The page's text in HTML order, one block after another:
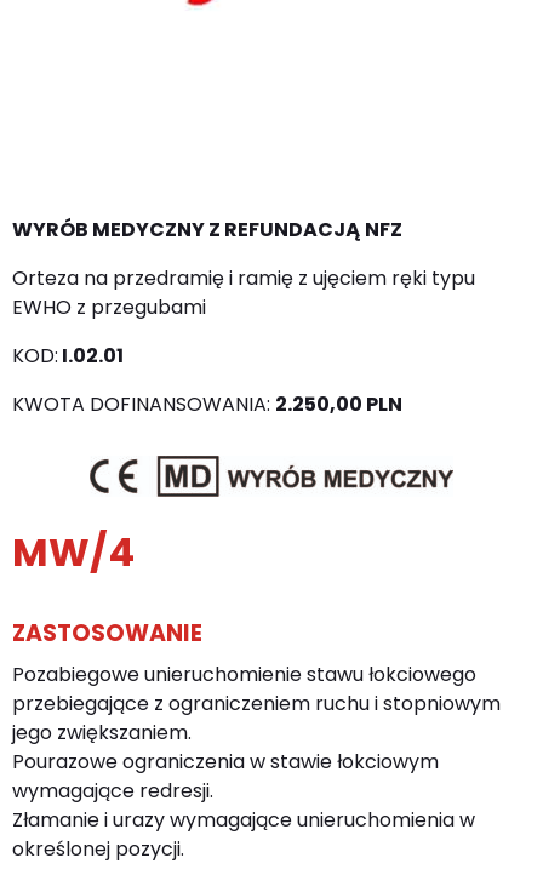
WYRÓB MEDYCZNY Z REFUNDACJĄ NFZ
Orteza na przedramię i ramię z ujęciem ręki typu
EWHO z przegubami
KOD: I.02.01
KWOTA DOFINANSOWANIA: 2.250,00 PLN
MW/4
ZASTOSOWANIE
Pozabiegowe unieruchomienie stawu łokciowego
przebiegające z ograniczeniem ruchu i stopniowym
jego zwiększaniem.
Pourazowe ograniczenia w stawie łokciowym
wymagające redresji.
Złamanie i urazy wymagające unieruchomienia w
określonej pozycji.